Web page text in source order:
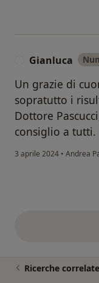
Gianluca
Un grazie di
sopratutto i
Dottore
consiglio a tutti.
3 aprile 2024 • Andrea
Ricerche correlate